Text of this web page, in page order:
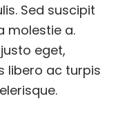
Sed suscipit
molestie a.
eget,
libero ac turpis